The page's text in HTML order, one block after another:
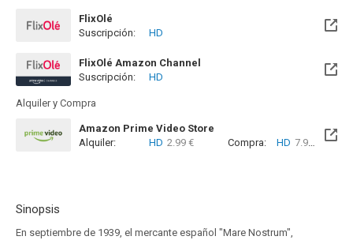
FlixOlé
Suscripción:
HD
FlixOlé Amazon Channel
Suscripción:
HD
Alquiler y Compra
Amazon Prime Video Store
Alquiler:
HD 2.99 € Compra: HD 7.99 €
Sinopsis
En septiembre de 1939, el mercante español "Mare Nostrum",